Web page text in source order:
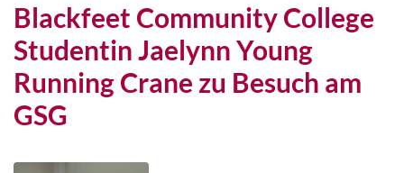
Blackfeet Community College
Studentin Jaelynn Young
Running Crane zu Besuch am
GSG